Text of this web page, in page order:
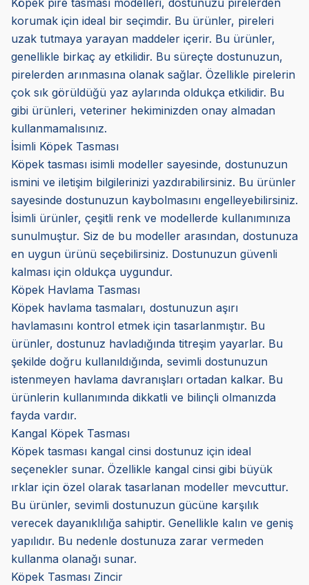
Köpek pire tasması modelleri, dostunuzu pirelerden
korumak için ideal bir seçimdir. Bu ürünler, pireleri
uzak tutmaya yarayan maddeler içerir. Bu ürünler,
genellikle birkaç ay etkilidir. Bu süreçte dostunuzun,
pirelerden arınmasına olanak sağlar. Özellikle pirelerin
çok sık görüldüğü yaz aylarında oldukça etkilidir. Bu
gibi ürünleri, veteriner hekiminizden onay almadan
kullanmamalısınız.
İsimli Köpek Tasması
Köpek tasması isimli modeller sayesinde, dostunuzun
ismini ve iletişim bilgilerinizi yazdırabilirsiniz. Bu ürünler
sayesinde dostunuzun kaybolmasını engelleyebilirsiniz.
İsimli ürünler, çeşitli renk ve modellerde kullanımınıza
sunulmuştur. Siz de bu modeller arasından, dostunuza
en uygun ürünü seçebilirsiniz. Dostunuzun güvenli
kalması için oldukça uygundur.
Köpek Havlama Tasması
Köpek havlama tasmaları, dostunuzun aşırı
havlamasını kontrol etmek için tasarlanmıştır. Bu
ürünler, dostunuz havladığında titreşim yayarlar. Bu
şekilde doğru kullanıldığında, sevimli dostunuzun
istenmeyen havlama davranışları ortadan kalkar. Bu
ürünlerin kullanımında dikkatli ve bilinçli olmanızda
fayda vardır.
Kangal Köpek Tasması
Köpek tasması kangal cinsi dostunuz için ideal
seçenekler sunar. Özellikle kangal cinsi gibi büyük
ırklar için özel olarak tasarlanan modeller mevcuttur.
Bu ürünler, sevimli dostunuzun gücüne karşılık
verecek dayanıklılığa sahiptir. Genellikle kalın ve geniş
yapılıdır. Bu nedenle dostunuza zarar vermeden
kullanma olanağı sunar.
Köpek Tasması Zincir